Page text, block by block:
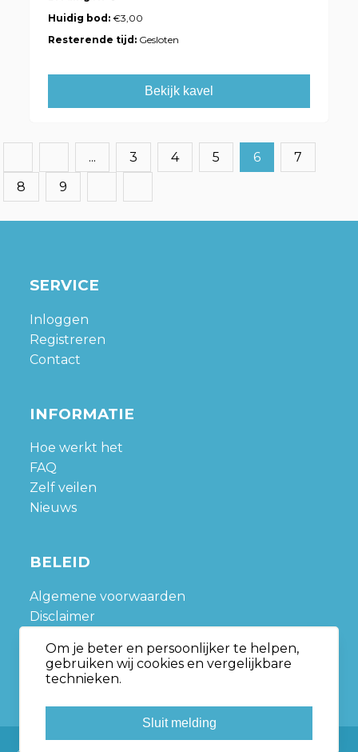
Om je beter en persoonlijker te helpen,
gebruiken wij cookies en vergelijkbare
technieken.
Sluit melding
Huidig bod:€3,00
Resterende tijd: Gesloten
Bekijk kavel
... 3 4 5 6
7
8
9
SERVICE
Inloggen
Registreren
Contact
INFORMATIE
Hoe werkt het
FAQ
Zelf veilen
Nieuws
BELEID
Algemene voorwaarden
Disclaimer
Sitemap